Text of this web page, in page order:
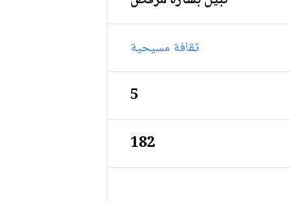
ثقافة مسيحية
5
182